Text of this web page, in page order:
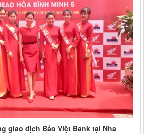
giao dịch Bảo Việt Bank tại Nha